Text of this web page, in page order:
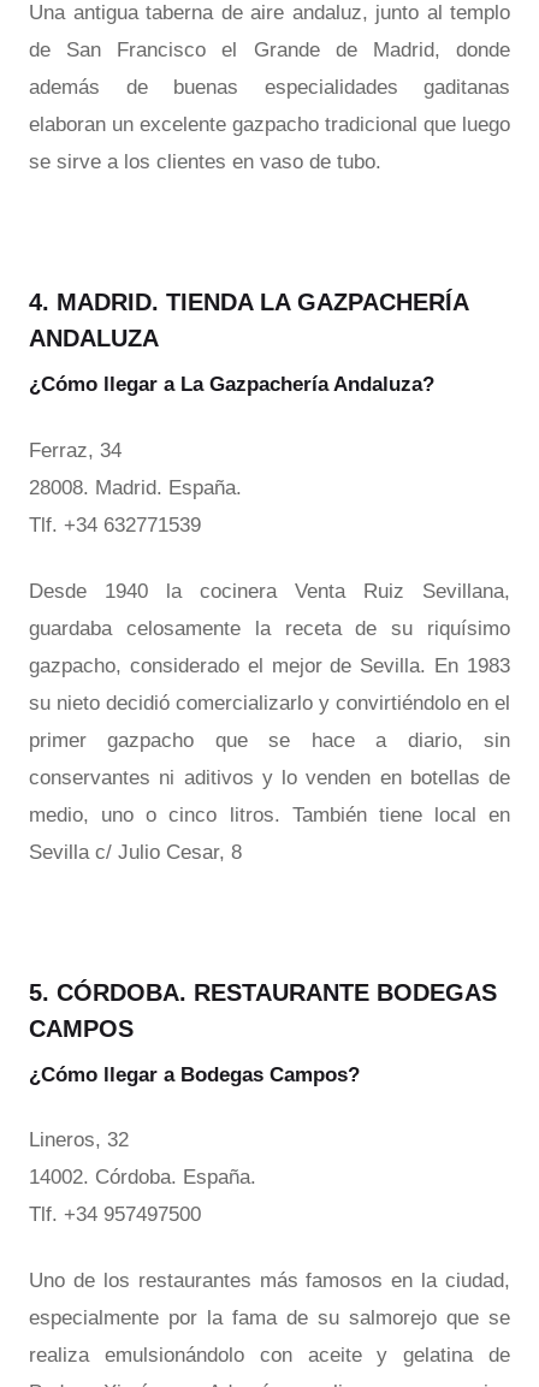
Una antigua taberna de aire andaluz, junto al templo
de San Francisco el Grande de Madrid, donde
además de buenas especialidades gaditanas
elaboran un excelente gazpacho tradicional que luego
se sirve a los clientes en vaso de tubo.
4. MADRID. TIENDA LA GAZPACHERÍA
ANDALUZA
¿Cómo llegar a La Gazpachería Andaluza?
Ferraz, 34
28008. Madrid. España.
Tlf. +34 632771539
Desde 1940 la cocinera Venta Ruiz Sevillana,
guardaba celosamente la receta de su riquísimo
gazpacho, considerado el mejor de Sevilla. En 1983
su nieto decidió comercializarlo y convirtiéndolo en el
primer gazpacho que se hace a diario, sin
conservantes ni aditivos y lo venden en botellas de
medio, uno o cinco litros. También tiene local en
Sevilla c/ Julio Cesar, 8
5. CÓRDOBA. RESTAURANTE BODEGAS
CAMPOS
¿Cómo llegar a Bodegas Campos?
Lineros, 32
14002. Córdoba. España.
Tlf. +34 957497500
Uno de los restaurantes más famosos en la ciudad,
especialmente por la fama de su salmorejo que se
realiza emulsionándolo con aceite y gelatina de